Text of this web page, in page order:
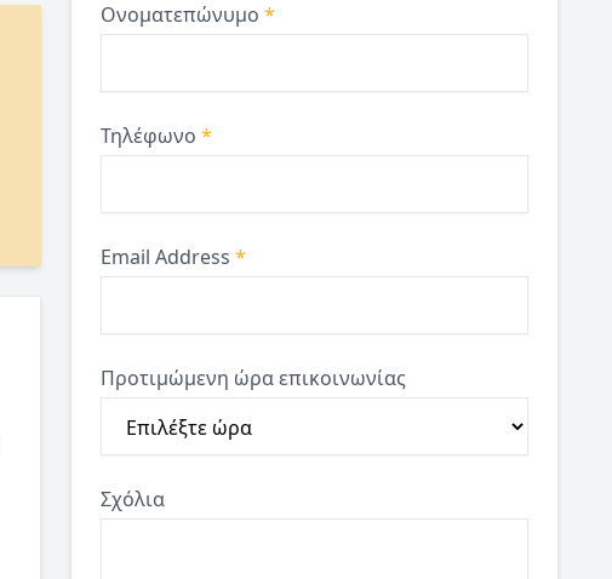
Ονοματεπώνυμο*
Τηλέφωνο*
Email Address*
Προτιμώμενη ώρα επικοινωνίας
Σχόλια